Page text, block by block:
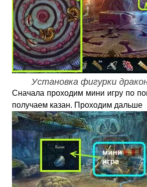
Установка фигурки
Сначала проходим мини игру по
получаем казан. Проходим дальше